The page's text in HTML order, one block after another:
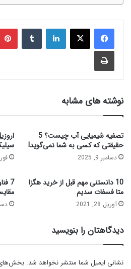
نوشته های مشابه
تصفیه شیمیایی آب چیست؟ 5
حقیقتی که کسی به شما نمی‌گوید!
دسامبر 9, 2025 فوریه
10 دانستنی مهم قبل از خرید هگزا
متا فسفات سدیم
آوریل 28, 2021
7
دیدگاهتان را بنویسید
نشانی ایمیل شما منتشر نخواهد شد. بخش‌های